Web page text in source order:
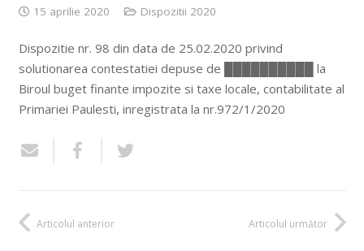
15 aprilie 2020 Dispozitii 2020
Dispozitie nr. 98 din data de 25.02.2020 privind
solutionarea contestatiei depuse de ██████████ la
Biroul buget finante impozite si taxe locale, contabilitate al
Primariei Paulesti, inregistrata la nr.972/1/2020
Articolul anterior Articolul următor